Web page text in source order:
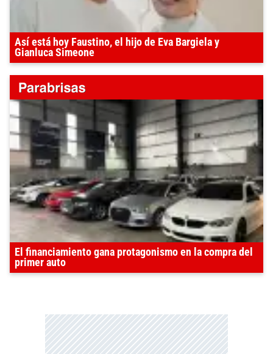
Así está hoy Faustino, el hijo de Eva Bargiela y
Gianluca Simeone
El financiamiento gana protagonismo en la compra del
primer auto